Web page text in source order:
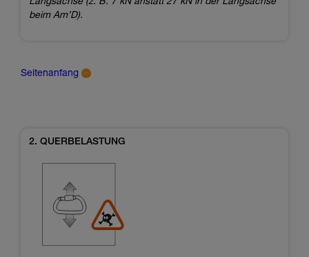
Längsachse (z. B. 7 kN anstatt 27 kN in der Längsachse
beim Am’D).
Seitenanfang
2. QUERBELASTUNG